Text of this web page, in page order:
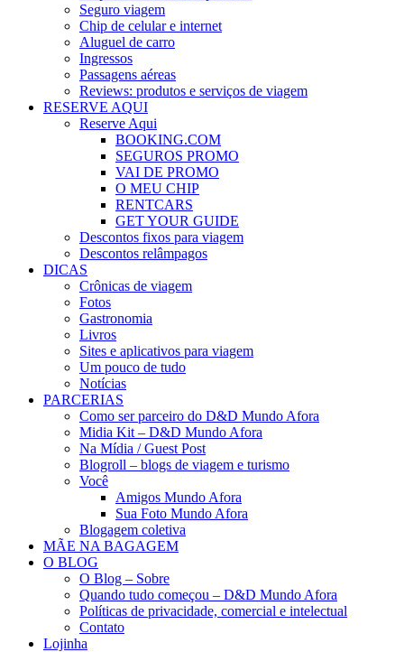
Seguro viagem
Chip de celular e internet
Aluguel de carro
Ingressos
Passagens aéreas
Reviews: produtos e serviços de viagem
RESERVE AQUI
Reserve Aqui
BOOKING.COM
SEGUROS PROMO
VAI DE PROMO
O MEU CHIP
RENTCARS
GET YOUR GUIDE
Descontos fixos para viagem
Descontos relâmpagos
DICAS
Crônicas de viagem
Fotos
Gastronomia
Livros
Sites e aplicativos para viagem
Um pouco de tudo
Notícias
PARCERIAS
Como ser parceiro do D&D Mundo Afora
Midia Kit – D&D Mundo Afora
Na Mídia / Guest Post
Blogroll – blogs de viagem e turismo
Você
Amigos Mundo Afora
Sua Foto Mundo Afora
Blogagem coletiva
MÃE NA BAGAGEM
O BLOG
O Blog – Sobre
Quando tudo começou – D&D Mundo Afora
Políticas de privacidade, comercial e intelectual
Contato
Lojinha